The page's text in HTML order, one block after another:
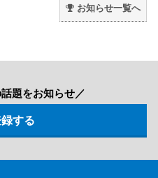
お知らせ一覧へ
題をお知らせ／